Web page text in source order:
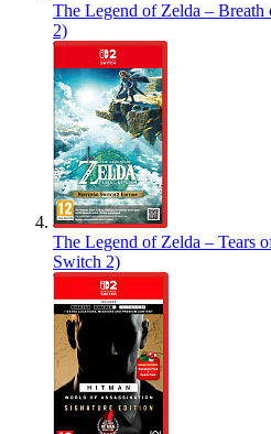
The Legend of Zelda –
2)
The Legend of Zelda – Tears
Switch 2)